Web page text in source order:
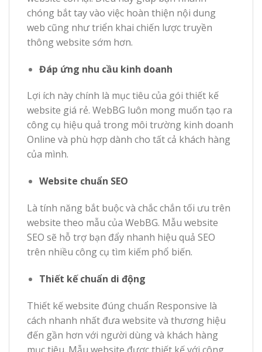
chóng bắt tay vào việc hoàn thiện nội dung
web cũng như triển khai chiến lược truyền
thông website sớm hơn.
Đáp ứng nhu cầu kinh doanh
Lợi ích này chính là mục tiêu của gói thiết kế
website giá rẻ. WebBG luôn mong muốn tạo ra
công cụ hiệu quả trong môi trường kinh doanh
Online và phù hợp dành cho tất cả khách hàng
của mình.
Website chuẩn SEO
Là tính năng bắt buộc và chắc chắn tối ưu trên
website theo mẫu của WebBG. Mẫu website
SEO sẽ hỗ trợ bạn đẩy nhanh hiệu quả SEO
trên nhiều công cụ tìm kiếm phổ biến.
Thiết kế chuẩn di động
Thiết kế website đúng chuẩn Responsive là
cách nhanh nhất đưa website và thương hiệu
đến gần hơn với người dùng và khách hàng